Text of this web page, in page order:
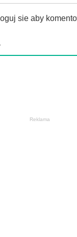
sie aby
Reklama